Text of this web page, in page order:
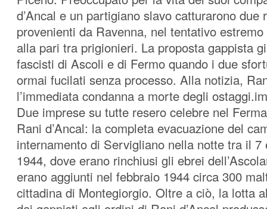
d’Ancal e un partigiano slavo catturarono due
provenienti da Ravenna, nel tentativo
alla pari tra prigionieri. La proposta gappista
fascisti di Ascoli e di Fermo quando i due
ormai fucilati senza processo. Alla notizia,
l’immediata condanna a morte degli
Due imprese su tutte resero celebre nel
Rani d’Ancal: la completa evacuazione del
internamento di Servigliano nella notte tra il 7
1944, dove erano rinchiusi gli ebrei
erano aggiunti nel febbraio 1944 circa 300
cittadina di Montegiorgio. Oltre a ciò, la lotta